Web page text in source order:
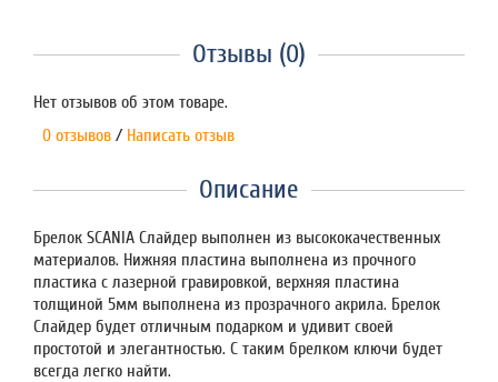
Отзывы (0)
Нет отзывов об этом товаре.
0 отзывов / Написать отзыв
Описание
Брелок SCANIA Слайдер выполнен из высококачественных
материалов. Нижняя пластина выполнена из прочного
пластика с лазерной гравировкой, верхняя пластина
толщиной 5мм выполнена из прозрачного акрила. Брелок
Слайдер будет отличным подарком и удивит своей
простотой и элегантностью. С таким брелком ключи будет
всегда легко найти.